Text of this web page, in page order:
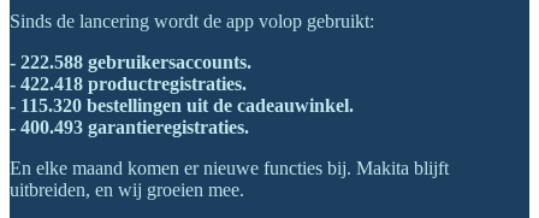
Sinds de lancering wordt de app volop gebruikt:
- 222.588 gebruikersaccounts.
- 422.418 productregistraties.
- 115.320 bestellingen uit de cadeauwinkel.
- 400.493 garantieregistraties.
En elke maand komen er nieuwe functies bij. Makita blijft
uitbreiden, en wij groeien mee.